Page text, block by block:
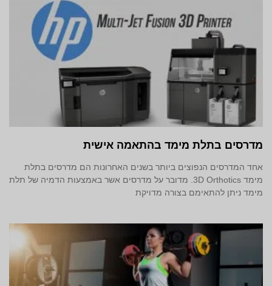
מדרסים בתלת מימד‎ בהתאמה אישית
אחד המדרסים הנפוצים ביותר בשנים האחרונות הם מדרסים בתלת
מימד 3D Orthotics. מדובר על מדרסים אשר באמצעות הדמיה של תלת
מימד ניתן להתאימם בצורה מדויקת